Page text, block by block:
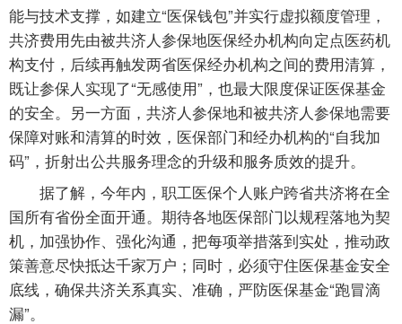
能与技术支撑，如建立“医保钱包”并实行虚拟额度管理，
共济费用先由被共济人参保地医保经办机构向定点医药机
构支付，后续再触发两省医保经办机构之间的费用清算，
既让参保人实现了“无感使用”，也最大限度保证医保基金
的安全。另一方面，共济人参保地和被共济人参保地需要
保障对账和清算的时效，医保部门和经办机构的“自我加
码”，折射出公共服务理念的升级和服务质效的提升。
据了解，今年内，职工医保个人账户跨省共济将在全
国所有省份全面开通。期待各地医保部门以规程落地为契
机，加强协作、强化沟通，把每项举措落到实处，推动政
策善意尽快抵达千家万户；同时，必须守住医保基金安全
底线，确保共济关系真实、准确，严防医保基金“跑冒滴
漏”。